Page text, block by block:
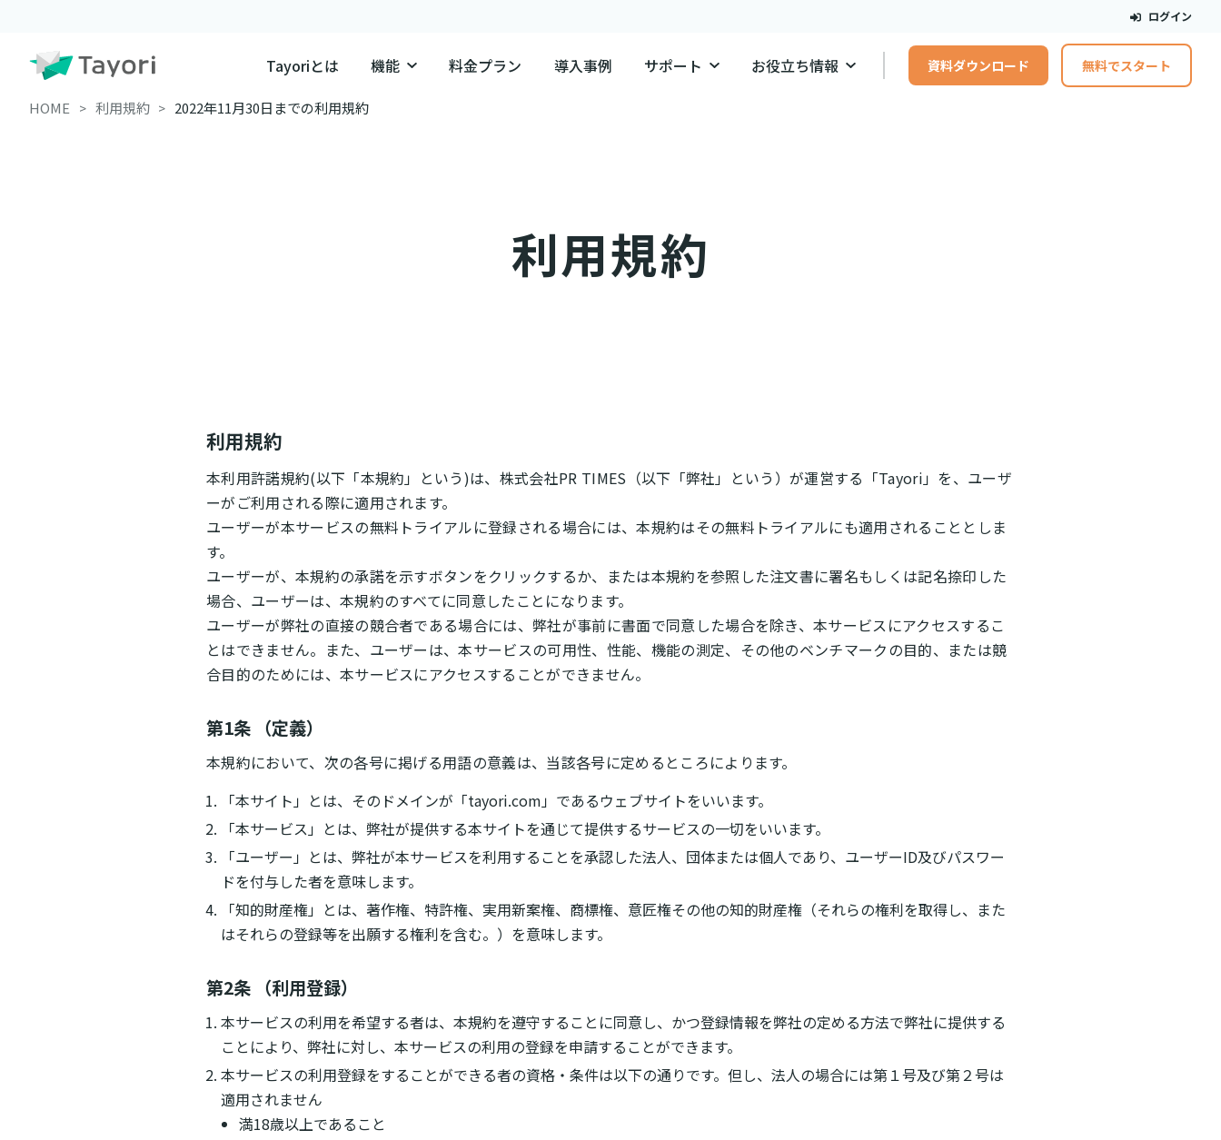
ログイン
Tayoriとは 機能 料金プラン 導入事例 サポート お役立ち情報 資料ダウンロード 無料でスタート
HOME 利用規約 2022年11月30日までの利用規約
利用規約
利用規約
本利用許諾規約(以下「本規約」という)は、株式会社PR TIMES（以下「弊社」という）が運営する「Tayori」を、ユーザ
ーがご利用される際に適用されます。
ユーザーが本サービスの無料トライアルに登録される場合には、本規約はその無料トライアルにも適用されることとしま
す。
ユーザーが、本規約の承諾を示すボタンをクリックするか、または本規約を参照した注文書に署名もしくは記名捺印した
場合、ユーザーは、本規約のすべてに同意したことになります。
ユーザーが弊社の直接の競合者である場合には、弊社が事前に書面で同意した場合を除き、本サービスにアクセスするこ
とはできません。また、ユーザーは、本サービスの可用性、性能、機能の測定、その他のベンチマークの目的、または競
合目的のためには、本サービスにアクセスすることができません。
第1条 （定義）
本規約において、次の各号に掲げる用語の意義は、当該各号に定めるところによります。
「本サイト」とは、そのドメインが「tayori.com」であるウェブサイトをいいます。
「本サービス」とは、弊社が提供する本サイトを通じて提供するサービスの一切をいいます。
「ユーザー」とは、弊社が本サービスを利用することを承認した法人、団体または個人であり、ユーザーID及びパスワー
ドを付与した者を意味します。
「知的財産権」とは、著作権、特許権、実用新案権、商標権、意匠権その他の知的財産権（それらの権利を取得し、また
はそれらの登録等を出願する権利を含む。）を意味します。
第2条 （利用登録）
本サービスの利用を希望する者は、本規約を遵守することに同意し、かつ登録情報を弊社の定める方法で弊社に提供する
ことにより、弊社に対し、本サービスの利用の登録を申請することができます。
本サービスの利用登録をすることができる者の資格・条件は以下の通りです。但し、法人の場合には第１号及び第２号は
適用されません
満18歳以上であること